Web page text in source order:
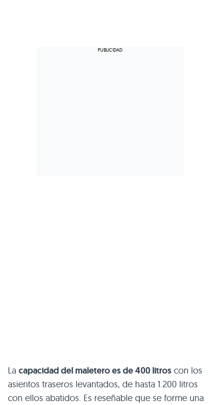
La capacidad del maletero es de 400 litros con los
asientos traseros levantados, de hasta 1.200 litros
con ellos abatidos. Es reseñable que se forme una